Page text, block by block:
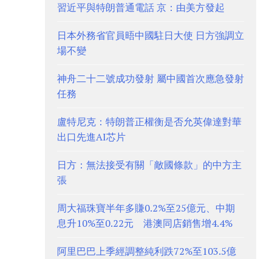
習近平與特朗普通電話 京：由美方發起
日本外務省官員晤中國駐日大使 日方強調立
場不變
神舟二十二號成功發射 屬中國首次應急發射
任務
盧特尼克：特朗普正權衡是否允英偉達對華
出口先進AI芯片
日方：無法接受有關「敵國條款」的中方主
張
周大福珠寶半年多賺0.2%至25億元、中期
息升10%至0.22元 港澳同店銷售增4.4%
阿里巴巴上季經調整純利跌72%至103.5億